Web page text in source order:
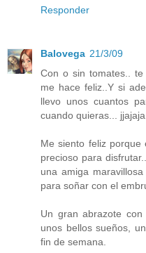
Responder
Balovega 21/3/09
Con o sin tomates..
me hace feliz..Y si
llevo unos cuantos
cuando quieras... jjajaja..
Me siento feliz
precioso para
una amiga
para soñar con el
Un gran abrazote
unos bellos sueños,
fin de semana.